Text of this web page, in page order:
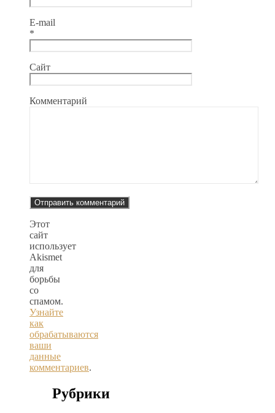
E-mail
*
Сайт
Комментарий
Этот
сайт
использует
Akismet
для
борьбы
со
спамом.
Узнайте
как
обрабатываются
ваши
данные
комментариев.
Рубрики